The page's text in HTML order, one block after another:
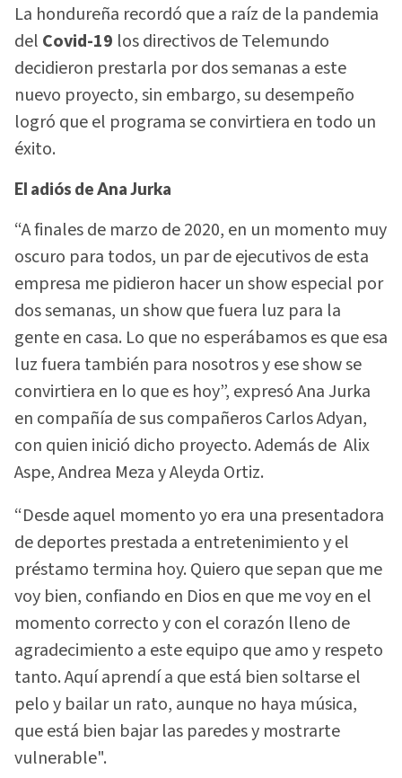
La hondureña recordó que a raíz de la pandemia
del Covid-19 los directivos de Telemundo
decidieron prestarla por dos semanas a este
nuevo proyecto, sin embargo, su desempeño
logró que el programa se convirtiera en todo un
éxito.
El adiós de Ana Jurka
“A finales de marzo de 2020, en un momento muy
oscuro para todos, un par de ejecutivos de esta
empresa me pidieron hacer un show especial por
dos semanas, un show que fuera luz para la
gente en casa. Lo que no esperábamos es que esa
luz fuera también para nosotros y ese show se
convirtiera en lo que es hoy”, expresó Ana Jurka
en compañía de sus compañeros Carlos Adyan,
con quien inició dicho proyecto. Además de Alix
Aspe, Andrea Meza y Aleyda Ortiz.
“Desde aquel momento yo era una presentadora
de deportes prestada a entretenimiento y el
préstamo termina hoy. Quiero que sepan que me
voy bien, confiando en Dios en que me voy en el
momento correcto y con el corazón lleno de
agradecimiento a este equipo que amo y respeto
tanto. Aquí aprendí a que está bien soltarse el
pelo y bailar un rato, aunque no haya música,
que está bien bajar las paredes y mostrarte
vulnerable".